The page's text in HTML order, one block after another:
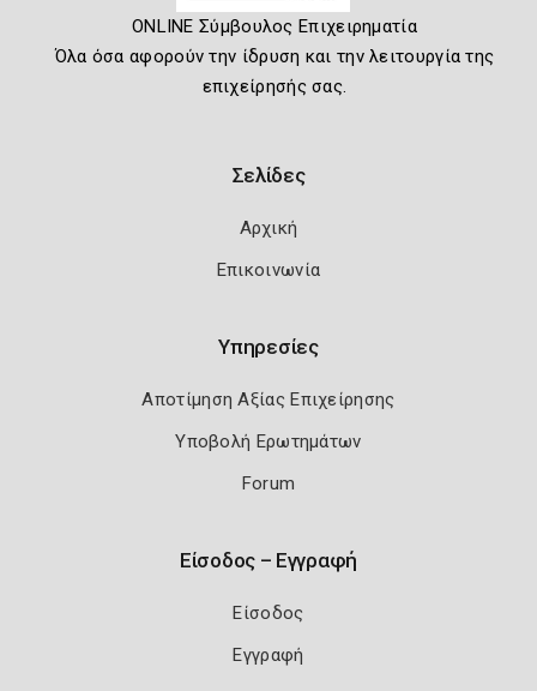
ONLINE Σύμβουλος Επιχειρηματία
Όλα όσα αφορούν την ίδρυση και την λειτουργία της
επιχείρησής σας.
Σελίδες
Αρχική
Επικοινωνία
Υπηρεσίες
Αποτίμηση Αξίας Επιχείρησης
Υποβολή Ερωτημάτων
Forum
Είσοδος – Εγγραφή
Είσοδος
Εγγραφή